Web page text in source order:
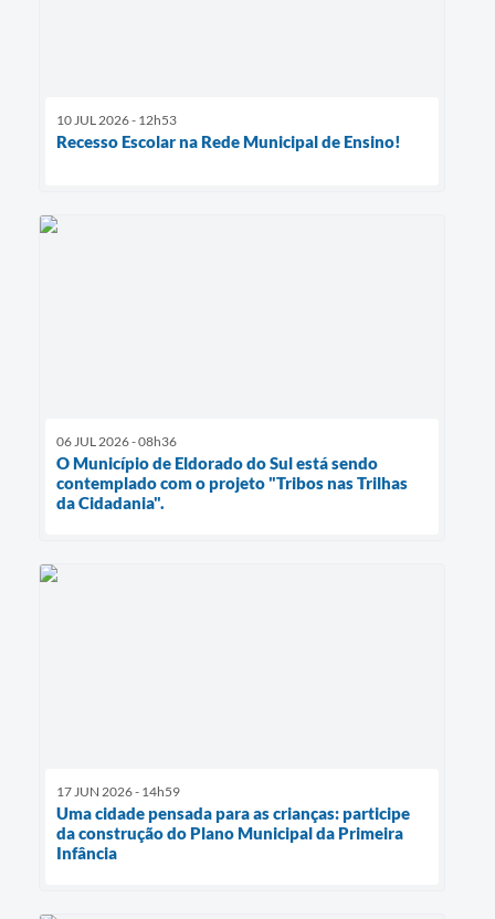
10 JUL 2026 - 12h53
Recesso Escolar na Rede Municipal de Ensino!
06 JUL 2026 - 08h36
O Município de Eldorado do Sul está sendo
contemplado com o projeto "Tribos nas Trilhas
da Cidadania".
17 JUN 2026 - 14h59
Uma cidade pensada para as crianças: participe
da construção do Plano Municipal da Primeira
Infância